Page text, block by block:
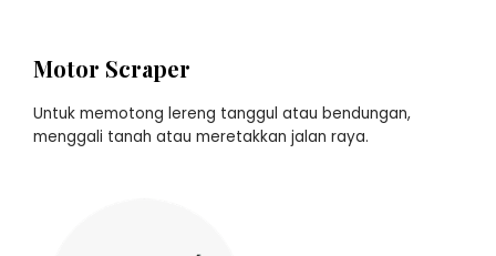
Motor Scraper
Untuk memotong lereng tanggul atau bendungan,
menggali tanah atau meretakkan jalan raya.